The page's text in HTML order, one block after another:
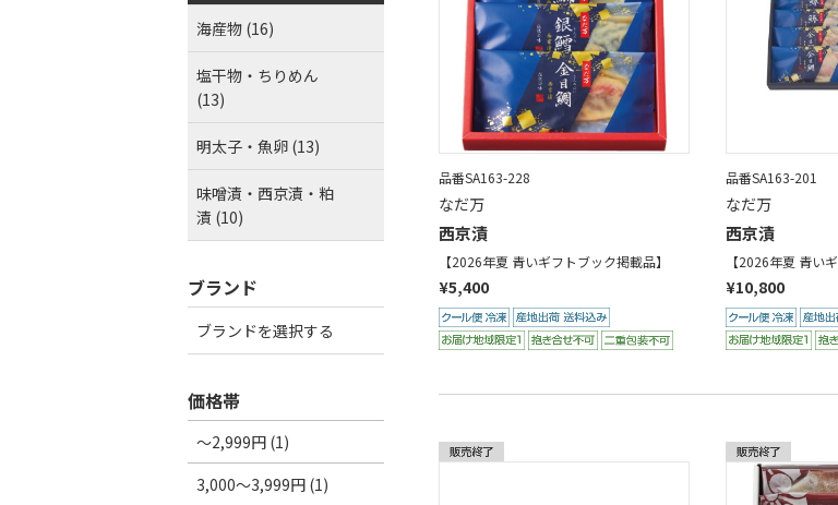
品番SA163-228
なだ万
西京漬
【2026年夏 青いギフトブック掲載品】
¥5,400
品番SA163-201
なだ万
西京漬
【2026年夏 青い
¥10,800
海産物 (16)
塩干物・ちりめん
(13)
明太子・魚卵 (13)
味噌漬・西京漬・粕
漬 (10)
ブランド
ブランドを選択する
価格帯
～2,999円 (1)
3,000～3,999円 (1)